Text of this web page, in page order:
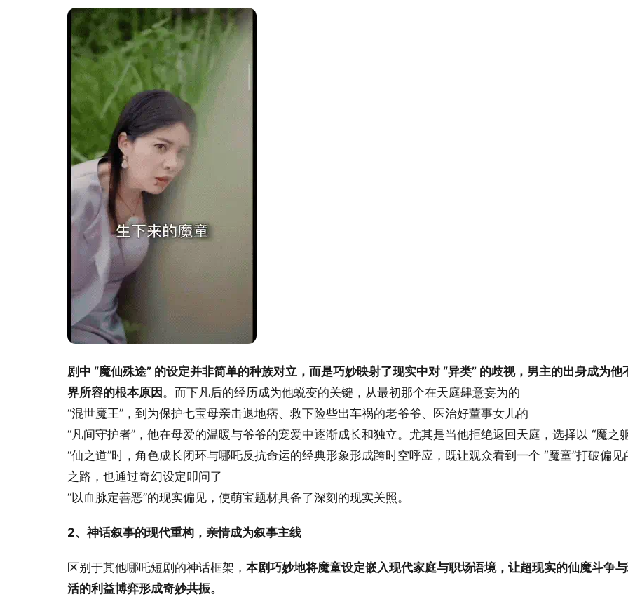
剧中 “魔仙殊途” 的设定并非简单的种族对立，而是巧妙映射了现实中对 “异类” 的歧视，男主的出身成为他
界所容的根本原因 。而下凡后的经历成为他蜕变的关键，从最初那个在天庭肆意妄为的
“混世魔王”，到为保护七宝母亲击退地痞、救下险些出车祸的老爷爷、医治好董事女儿的
“凡间守护者”，他在母爱的温暖与爷爷的宠爱中逐渐成长和独立。尤其是当他拒绝返回天庭，选择以 “魔之
“仙之道”时，角色成长闭环与哪吒反抗命运的经典形象形成跨时空呼应，既让观众看到一个 “魔童”打破偏见
之路，也通过奇幻设定叩问了
“以血脉定善恶”的现实偏见，使萌宝题材具备了深刻的现实关照。
2、神话叙事的现代重构，亲情成为叙事主线
区别于其他哪吒短剧的神话框架， 本剧巧妙地将魔童设定嵌入现代家庭与职场语境，让超现实的仙魔斗争
活的利益博弈形成奇妙共振。